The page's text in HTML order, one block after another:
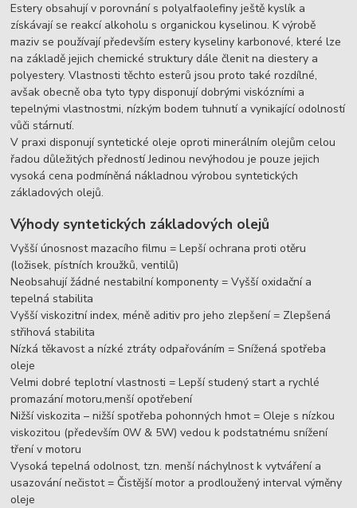
Estery obsahují v porovnání s polyalfaolefiny ještě kyslík a
získávají se reakcí alkoholu s organickou kyselinou. K výrobě
maziv se používají především estery kyseliny karbonové, které lze
na základě jejich chemické struktury dále členit na diestery a
polyestery. Vlastnosti těchto esterů jsou proto také rozdílné,
avšak obecně oba tyto typy disponují dobrými viskózními a
tepelnými vlastnostmi, nízkým bodem tuhnutí a vynikající odolností
vůči stárnutí.
V praxi disponují syntetické oleje oproti minerálním olejům celou
řadou důležitých předností Jedinou nevýhodou je pouze jejich
vysoká cena podmíněná nákladnou výrobou syntetických
základových olejů.
Výhody syntetických základových olejů
Vyšší únosnost mazacího filmu = Lepší ochrana proti otěru
(ložisek, pístních kroužků, ventilů)
Neobsahují žádné nestabilní komponenty = Vyšší oxidační a
tepelná stabilita
Vyšší viskozitní index, méně aditiv pro jeho zlepšení = Zlepšená
střihová stabilita
Nízká těkavost a nízké ztráty odpařováním = Snížená spotřeba
oleje
Velmi dobré teplotní vlastnosti = Lepší studený start a rychlé
promazání motoru,menší opotřebení
Nižší viskozita – nižší spotřeba pohonných hmot = Oleje s nízkou
viskozitou (především 0W & 5W) vedou k podstatnému snížení
tření v motoru
Vysoká tepelná odolnost, tzn. menší náchylnost k vytváření a
usazování nečistot = Čistější motor a prodloužený interval výměny
oleje